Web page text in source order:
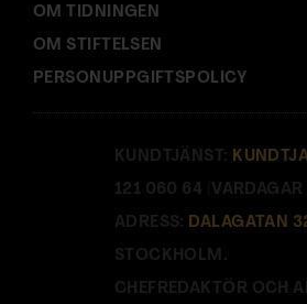
OM TIDNINGEN
OM STIFTELSEN
PERSONUPPGIFTSPOLICY
KUNDTJÄNST:
121 060 64
ADRESS: DALAGATAN
STOCKHOLM.
CHEFREDAKTÖR OCH